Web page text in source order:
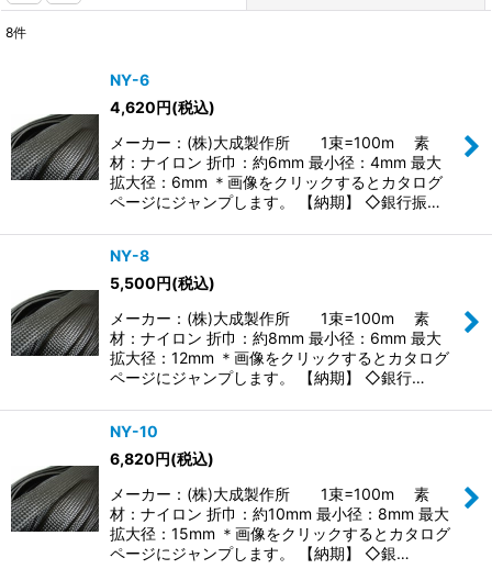
並び順:
絞り込む
8件
NY-6
4,620円(税込)
メーカー：(株)大成製作所 1束=100m 素
材：ナイロン 折巾：約6mm 最小径：4mm 最大
拡大径：6mm ＊画像をクリックするとカタログ
ページにジャンプします。 【納期】 ◇銀行振…
NY-8
5,500円(税込)
メーカー：(株)大成製作所 1束=100m 素
材：ナイロン 折巾：約8mm 最小径：6mm 最大
拡大径：12mm ＊画像をクリックするとカタログ
ページにジャンプします。 【納期】 ◇銀行…
NY-10
6,820円(税込)
メーカー：(株)大成製作所 1束=100m 素
材：ナイロン 折巾：約10mm 最小径：8mm 最大
拡大径：15mm ＊画像をクリックするとカタログ
ページにジャンプします。 【納期】 ◇銀…